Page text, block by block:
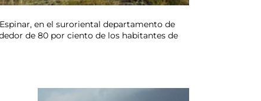
en el suroriental departamento de
de 80 por ciento de los habitantes de